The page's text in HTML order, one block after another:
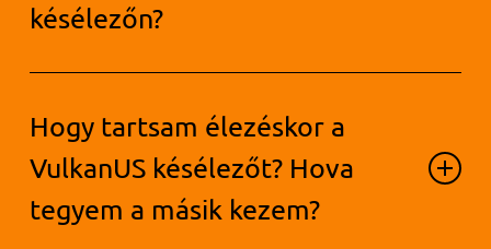
késélezőn?
ellenőrizze a penge élességét és
szükség esetén ismételje meg a
folyamatot. Ez lehetővé teszi az
Hogy tartsam élezéskor a
VulkanUS késélezőt? Hova
tegyem a másik kezem?